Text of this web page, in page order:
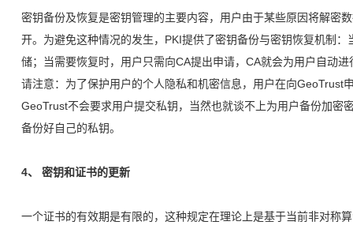
密钥备份及恢复是密钥管理的主要内容，用户由于某些原因将解密
开。为避免这种情况的发生，PKI提供了密钥备份与密钥恢复机制
储；当需要恢复时，用户只需向CA提出申请，CA就会为用户自动进
请注意：为了保护用户的个人隐私和机密信息，用户在向GeoTrust
GeoTrust不会要求用户提交私钥，当然也就谈不上为用户备份加密
备份好自己的私钥。
4、 密钥和证书的更新
一个证书的有效期是有限的，这种规定在理论上是基于当前非对称